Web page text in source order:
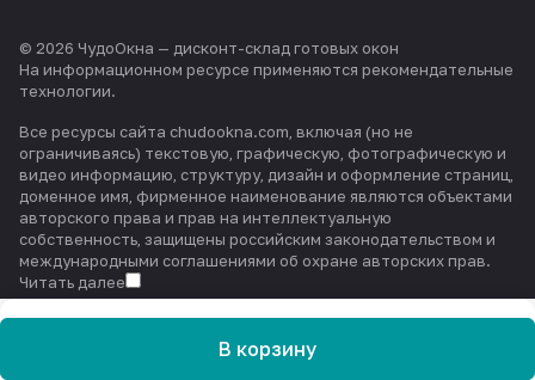
В корзину
© 2026 ЧудоОкна — дисконт-склад готовых окон
На информационном ресурсе применяются рекомендательные
технологии.
Все ресурсы сайта chudookna.com, включая (но не
ограничиваясь) текстовую, графическую, фотографическую и
видео информацию, структуру, дизайн и оформление страниц,
доменное имя, фирменное наименование являются объектами
авторского права и прав на интеллектуальную
собственность, защищены российским законодательством и
международными соглашениями об охране авторских прав.
Читать далее